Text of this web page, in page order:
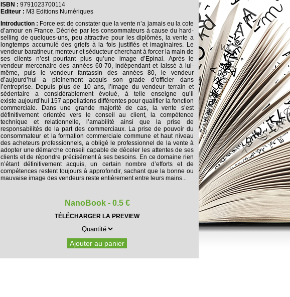
ISBN : 9791023700114
Editeur : M3 Editions Numériques
Introduction : Force est de constater que la vente n’a jamais eu la cote
d’amour en France. Décriée par les consommateurs à cause du hard-
selling de quelques-uns, peu attractive pour les diplômés, la vente a
longtemps accumulé des griefs à la fois justifiés et imaginaires. Le
vendeur baratineur, menteur et séducteur cherchant à forcer la main de
ses clients n’est pourtant plus qu’une image d’Epinal. Après le
vendeur mercenaire des années 60-70, indépendant et laissé à lui-
même, puis le vendeur fantassin des années 80, le vendeur
d’aujourd’hui a pleinement acquis son grade d’officier dans
l’entreprise. Depuis plus de 10 ans, l’image du vendeur terrain et
sédentaire a considérablement évolué, à telle enseigne qu’il
existe aujourd’hui 157 appellations différentes pour qualifier la fonction
commerciale. Dans une grande majorité de cas, la vente s’est
définitivement orientée vers le conseil au client, la compétence
technique et relationnelle, l’amabilité ainsi que la prise de
responsabilités de la part des commerciaux. La prise de pouvoir du
consommateur et la formation commerciale commune et haut niveau
des acheteurs professionnels, a obligé le professionnel de la vente à
adopter une démarche conseil capable de déceler les attentes de ses
clients et de répondre précisément à ses besoins. En ce domaine rien
n’étant définitivement acquis, un certain nombre d’efforts et de
compétences restent toujours à approfondir, sachant que la bonne ou
mauvaise image des vendeurs reste entièrement entre leurs mains...
NanoBook - 0.5 €
TÉLÉCHARGER LA PREVIEW
Ajouter au panier